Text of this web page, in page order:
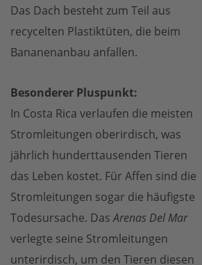
Das Dach besteht zum Teil aus
recycelten Plastiktüten, die beim
Bananenanbau anfallen.
Besonderer Pluspunkt:
In Costa Rica verlaufen die meisten
Stromleitungen oberirdisch, was
jährlich hunderttausenden Tieren
das Leben kostet. Für Affen sind die
Stromleitungen sogar die häufigste
Todesursache. DasArenas Del Mar
verlegte seine Stromleitungen
unterirdisch, um den Tieren diesen